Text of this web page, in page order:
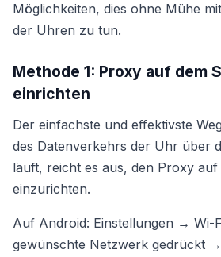
Möglichkeiten, dies ohne Mühe
der Uhren zu tun.
Methode 1: Proxy auf dem
einrichten
Der einfachste und effektivste
des Datenverkehrs der Uhr über
läuft, reicht es aus, den Proxy auf
einzurichten.
Auf Android: Einstellungen → Wi-
gewünschte Netzwerk gedrückt